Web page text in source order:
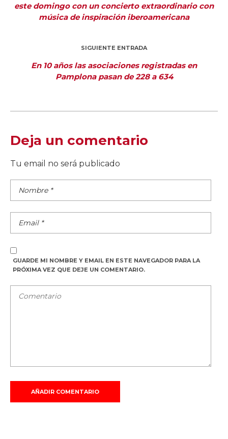
este domingo con un concierto extraordinario con
música de inspiración iberoamericana
SIGUIENTE ENTRADA
En 10 años las asociaciones registradas en
Pamplona pasan de 228 a 634
Deja un comentario
Tu email no será publicado
GUARDE MI NOMBRE Y EMAIL EN ESTE NAVEGADOR PARA LA
PRÓXIMA VEZ QUE DEJE UN COMENTARIO.